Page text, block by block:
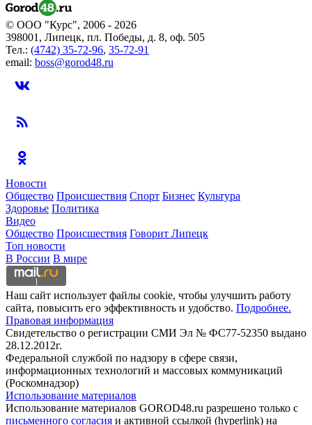
© ООО "Курс", 2006 - 2026
398001, Липецк, пл. Победы, д. 8, оф. 505
Тел.: (4742) 35-72-96, 35-72-91
email: boss@gorod48.ru
Новости
Общество Происшествия Спорт Бизнес Культура
Здоровье Политика
Видео
Общество Происшествия Говорит Липецк
Топ новости
В России В мире
Наш сайт использует файлы cookie, чтобы улучшить работу
сайта, повысить его эффективность и удобство. Подробнее.
Правовая информация
Свидетельство о регистрации СМИ Эл № ФС77-52350 выдано
28.12.2012г.
Федеральной службой по надзору в сфере связи,
информационных технологий и массовых коммуникаций
(Роскомнадзор)
Использование материалов
Использование материалов GOROD48.ru разрешено только с
письменного согласия и активной ссылкой (hyperlink) на